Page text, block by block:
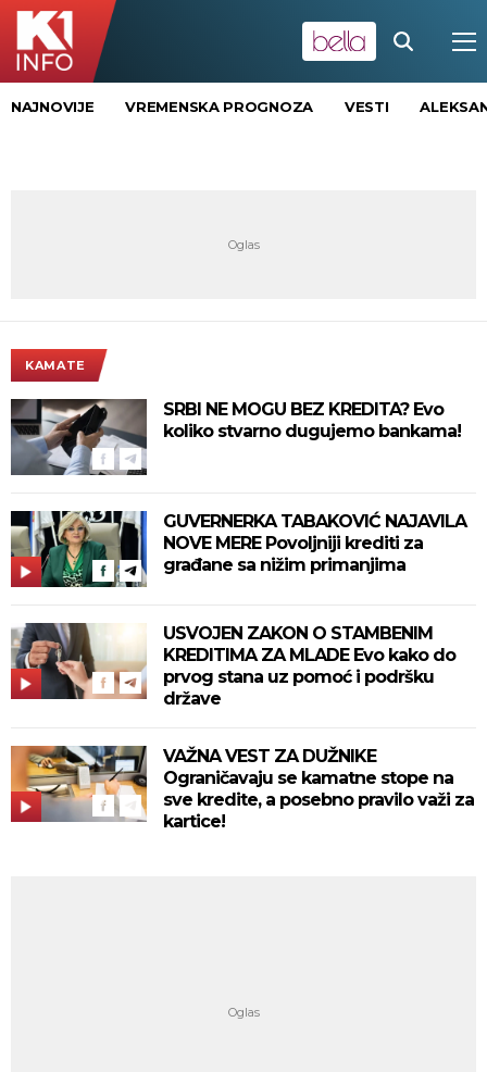
NAJNOVIJE VREMENSKA PROGNOZA VESTI
KAMATE
SRBI NE MOGU BEZ KREDITA? Evo
koliko stvarno dugujemo bankama!
GUVERNERKA TABAKOVIĆ NAJAVILA
NOVE MERE Povoljniji krediti za
građane sa nižim primanjima
USVOJEN ZAKON O STAMBENIM
KREDITIMA ZA MLADE Evo kako do
prvog stana uz pomoć i podršku
države
VAŽNA VEST ZA DUŽNIKE
Ograničavaju se kamatne stope na
sve kredite, a posebno pravilo važi za
kartice!